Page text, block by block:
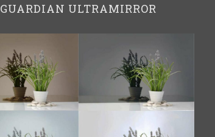
GUARDIAN ULTRAMIRROR